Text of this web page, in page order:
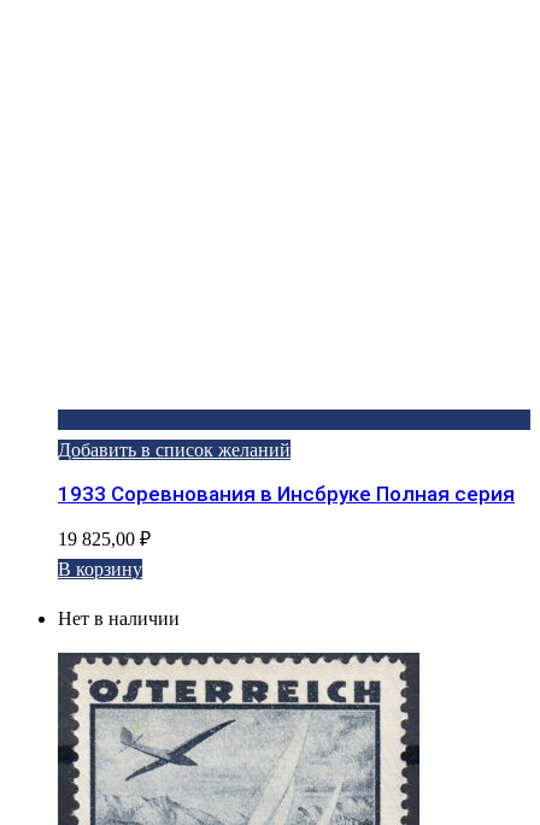
Добавить в список желаний
1933 Соревнования в Инсбруке Полная серия
19 825,00 ₽
В корзину
Нет в наличии